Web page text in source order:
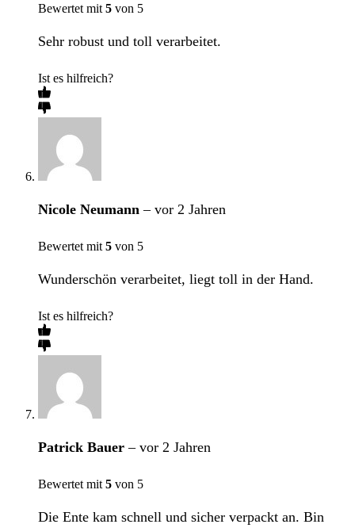
Bewertet mit 5 von 5
Sehr robust und toll verarbeitet.
Ist es hilfreich?
Nicole Neumann– vor 2 Jahren
Bewertet mit 5 von 5
Wunderschön verarbeitet, liegt toll in der Hand.
Ist es hilfreich?
Patrick Bauer– vor 2 Jahren
Bewertet mit 5 von 5
Die Ente kam schnell und sicher verpackt an. Bin